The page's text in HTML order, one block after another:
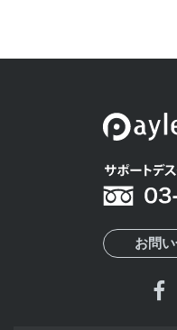
お問